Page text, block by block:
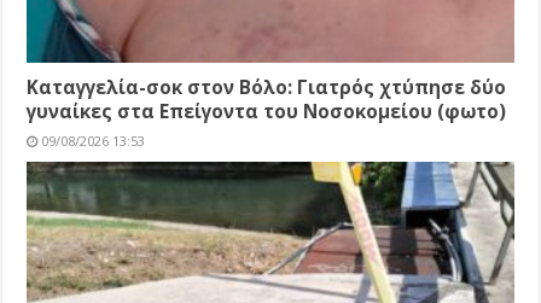
Καταγγελία-σοκ στον Βόλο: Γιατρός χτύπησε δύο
γυναίκες στα Επείγοντα του Νοσοκομείου (φωτο)
09/08/2026 13:53